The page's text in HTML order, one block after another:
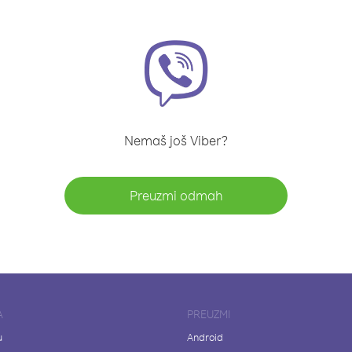
Nemaš još Viber?
Preuzmi odmah
PREUZMI
Android